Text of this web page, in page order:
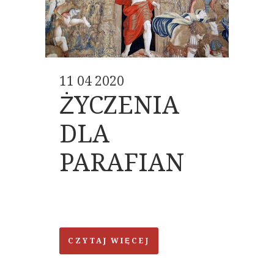
11 04 2020
ŻYCZENIA
DLA
PARAFIAN
CZYTAJ WIĘCEJ